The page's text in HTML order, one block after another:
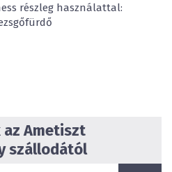
részleg használattal:
Ametiszt
szállodától